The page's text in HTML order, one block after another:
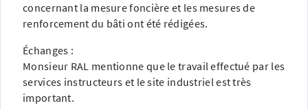
concernant la mesure foncière et les mesures de
renforcement du bâti ont été rédigées.
Échanges :
Monsieur RAL mentionne que le travail effectué par les
services instructeurs et le site industriel est très
important.